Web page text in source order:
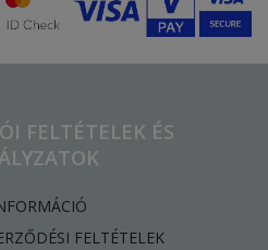
FELTÉTELEK ÉS
FELTÉTELEK